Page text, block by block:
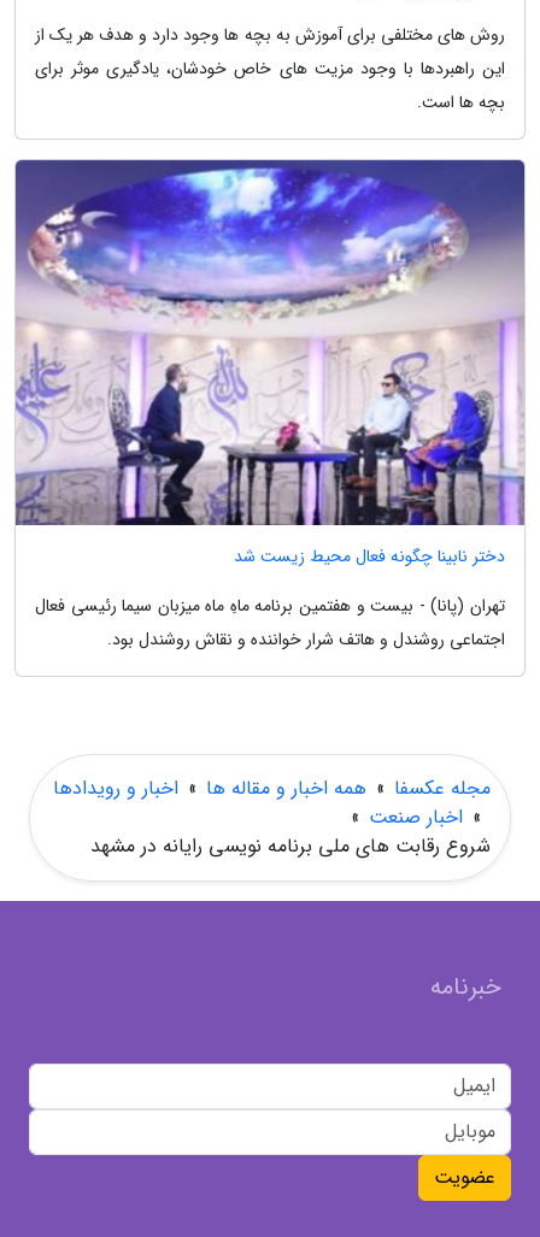
روش های مختلفی برای آموزش به بچه ها وجود دارد و هدف هر یک از
این راهبردها با وجود مزیت های خاص خودشان، یادگیری موثر برای
بچه ها است.
دختر نابینا چگونه فعال محیط زیست شد
تهران (پانا) - بیست و هفتمین برنامه ماهِ ماه میزبان سیما رئیسی فعال
اجتماعی روشندل و هاتف شرار خواننده و نقاش روشندل بود.
مجله عکسفا » همه اخبار و مقاله ها » اخبار و رویدادها
» اخبار صنعت »
شروع رقابت های ملی برنامه نویسی رایانه در مشهد
خبرنامه
عضویت